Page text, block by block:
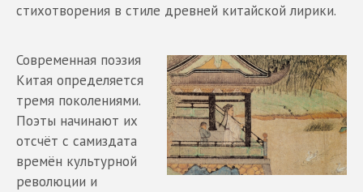
стихотворения в стиле древней китайской лирики.
Современная поэзия
Китая определяется
тремя поколениями.
Поэты начинают их
отсчёт с самиздата
времён культурной
революции и